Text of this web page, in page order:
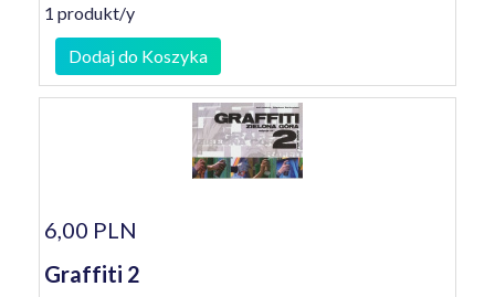
1 produkt/y
Dodaj do Koszyka
6,00 PLN
Graffiti 2